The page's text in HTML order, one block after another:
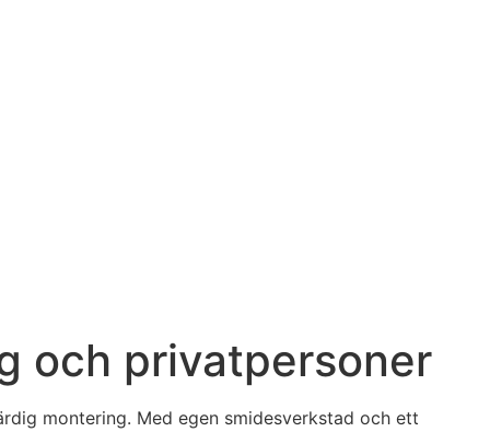
och privatpersoner
montering. Med egen smidesverkstad och ett